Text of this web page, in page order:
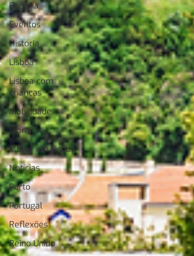
Energia
Eventos
História
Lisboa
Lisboa com
crianças
Mobilidade
Moradia
Morar em Lisboa
Notícias
Porto
Portugal
Reflexões
Reino Unido